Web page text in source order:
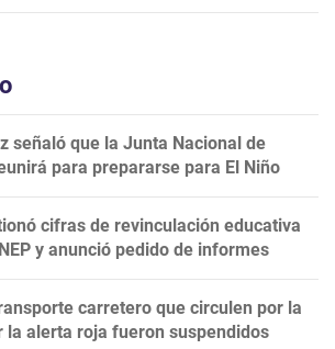
señaló que la Junta Nacional de
para prepararse para El Niño
cifras de revinculación educativa
y anunció pedido de informes
carretero que circulen por la
la alerta roja fueron suspendidos